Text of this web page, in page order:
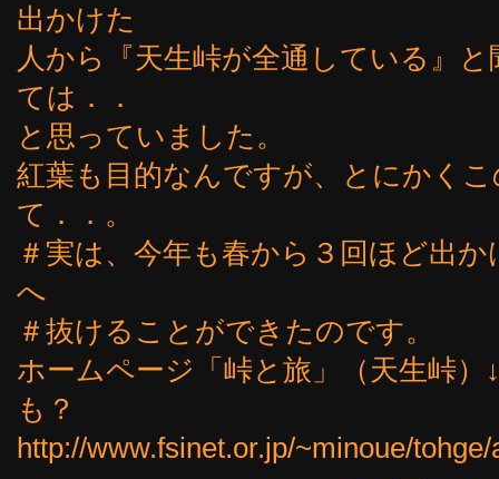
出かけた
人から『天生峠が全通している』
ては．．
と思っていました。
紅葉も目的なんですが、とにかく
て．．。
＃実は、今年も春から３回ほど出
へ
＃抜けることができたのです。
ホームページ「峠と旅」（天生峠
も？
http://www.fsinet.or.jp/~minoue/